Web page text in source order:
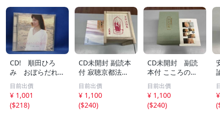
CD! 順田ひろ
み おぼらだれ
ん 帯付き OM
CD-16 42405
目前出價
¥ 1,001
($218)
CD未開封 副読本
付 寂聴京都法話
集 ユーキャン
目前出價
¥ 1,100
($240)
CD未開封 副読
本付 こころの
扉 河合隼雄講話
集
目前出價
¥ 1,100
($240)
(